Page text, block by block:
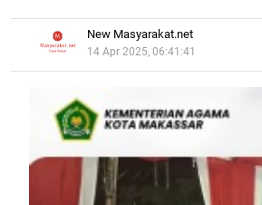
New Masyarakat.net
14 Apr 2025, 06:41:41